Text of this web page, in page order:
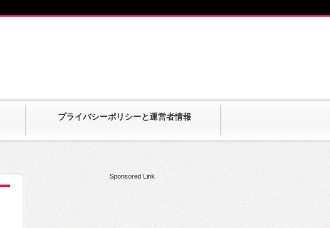
プライバシーポリシーと運営者情報
Sponsored Link